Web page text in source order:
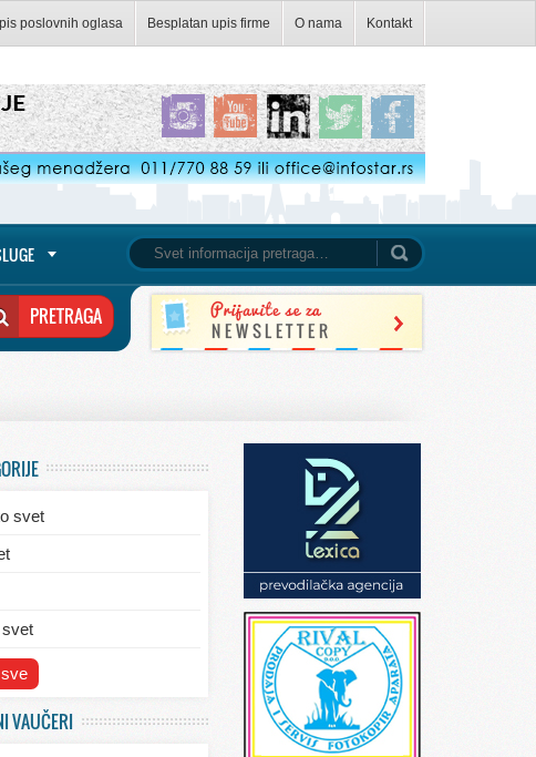
poslovnih oglasa Besplatan upis firme O nama Kontakt
svet
VAUČERI